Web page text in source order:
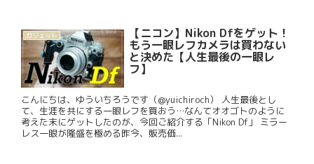
ガジェット 【ニコン】Nikon Dfをゲット！
もう一眼レフカメラは買わない
と決めた【人生最後の一眼レ
フ】
こんにちは、ゆういちろうです（@yuichiroch） 人生最後とし
て、生涯を共にする一眼レフを買おう…なんてオオゴトのように
考えた末にゲットしたのが、今回ご紹介する「Nikon Df」 ミラー
レス一眼が隆盛を極める昨今、販売価...